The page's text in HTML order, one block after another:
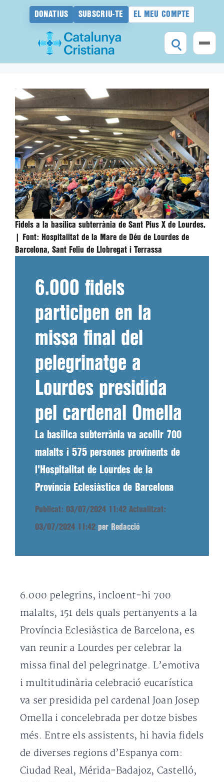
DONATIUS SUBSCRIU-TE EL MEU COMPTE
Fidels a la basílica subterrània de Sant Pius X de Lourdes.
Font: Hospitalitat de la Mare de Déu de Lourdes de
Barcelona, Sant Feliu de Llobregat i Terrassa
6.000 fidels
participen en la
missa final del
pelegrinatge a
Lourdes presidida
pel cardenal Omella
La basílica subterrània va acollir 700
malalts i 575 persones provinents de
l'Hospitalitat de Lourdes de la
Província Eclesiàstica de Barcelona
Publicat: 03/07/2024 11:42 Actualitzat:
03/07/2024 11:42 per Redacció
6.000 pelegrins, incloent-hi 700
malalts, 151 dels quals pertanyents a la
Província Eclesiàstica de Barcelona, es
van reunir a Lourdes per celebrar la
missa final del pelegrinatge. L’emotiva
i multitudinària celebració eucarística
va ser presidida pel cardenal Joan Josep
Omella i concelebrada per dotze bisbes
més. Entre els assistents, hi havia fidels
de diverses regions d’Espanya com:
Ciudad Real, Mérida-Badajoz, Castelló,